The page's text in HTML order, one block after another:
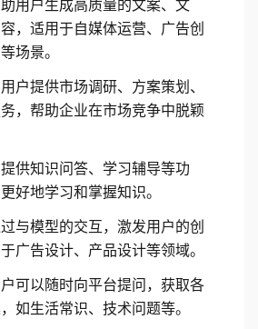
用户生成高质量的文案、文
，适用于自媒体运营、广告创
场景。
户提供市场调研、方案策划、
，帮助企业在市场竞争中脱颖
提供知识问答、学习辅导等功
好地学习和掌握知识。
与模型的交互，激发用户的创
广告设计、产品设计等领域。
可以随时向平台提问，获取各
如生活常识、技术问题等。